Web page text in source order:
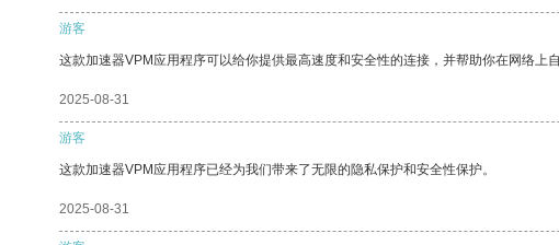
游客
这款加速器VPM应用程序可以给你提供最高速度和安全性的连接，并帮助你在网络上自
2025-08-31
游客
这款加速器VPM应用程序已经为我们带来了无限的隐私保护和安全性保护。
2025-08-31